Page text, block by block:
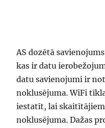
AS dozētā
kas ir datu
datu savienojumi ir
noklusējuma. WiFi
iestatīt, lai
noklusējuma. Dažas